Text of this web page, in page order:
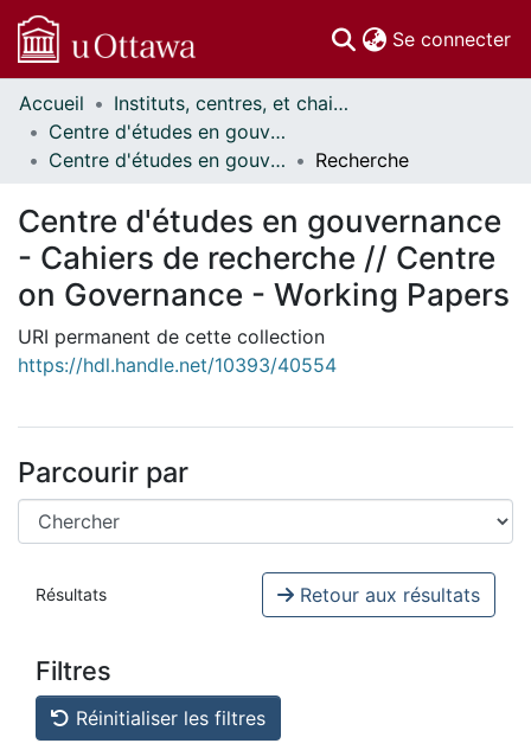
Se connecter
Communautés
et collections
Parcourir
À propos
Accueil
Instituts, centres, et chaires de recherche // Research Institutes, Centres, and Chairs
Centre d'études en gouvernance // Centre on Governance
Centre d'études en gouvernance - Cahiers de recherche // Centre on Governance - Working Papers
Recherche
Centre d'études en gouvernance
- Cahiers de recherche // Centre
on Governance - Working Papers
URI permanent de cette collection
https://hdl.handle.net/10393/40554
Parcourir par
Résultats Retour aux résultats
Filtres
Réinitialiser les filtres